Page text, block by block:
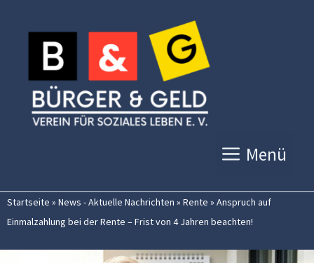
Inhalt
springen
Menü
Startseite » News - Aktuelle Nachrichten » Rente » Anspruch auf
Einmalzahlung bei der Rente – Frist von 4 Jahren beachten!